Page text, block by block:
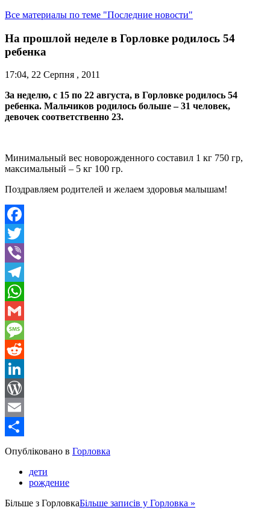
Все материалы по теме "Последние новости"
На прошлой неделе в Горловке родилось 54
ребенка
17:04, 22 Серпня , 2011
За неделю, с 15 по 22 августа, в Горловке родилось 54
ребенка. Мальчиков родилось больше – 31 человек,
девочек соответственно 23.
Минимальный вес новорожденного составил 1 кг 750 гр,
максимальный – 5 кг 100 гр.
Поздравляем родителей и желаем здоровья малышам!
Facebook
Twitter
Viber
Telegram
WhatsApp
Gmail
Message
Reddit
LinkedIn
WordPress
Email
Share
Опубліковано в Горловка
дети
рождение
Більше з ГорловкаБільше записів у Горловка »